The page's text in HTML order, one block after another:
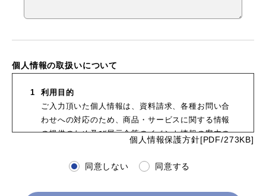
個人情報の取扱いについて
利用目的
ご入力頂いた個人情報は、資料請求、各種お問い合
わせへの対応のため、商品・サービスに関する情報
の提供のため及び展示会等のイベント情報の案内の
ために利用し、その他の目的では利用いたしませ
ご入力頂いた個人情報は利用目的の達成に必要な範
個人情報保護方針[PDF/273KB]
同意しない 同意する